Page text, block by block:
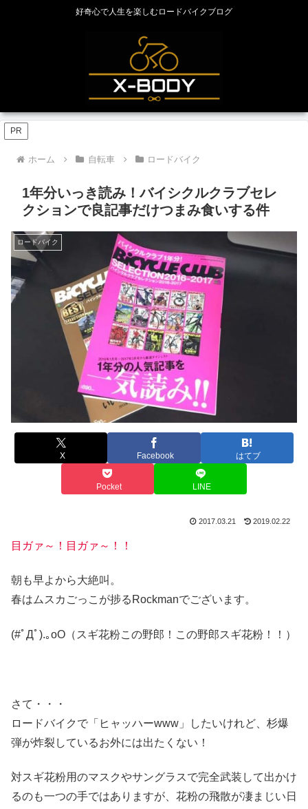
好奇心で人生を楽しむロードバイクブログ
PR
ホーム 自転車 ロードバイク
1年分いっき読み！バイシクルクラブセレ
クションで良記事だけつまみ食いする件
ロードバイク
X Facebook はてブ
Pocket LINE
2017.03.21 2019.02.22
目ガァ～！目ガァ～！！
朝も早よから大絶叫。
春はムスカごっこが捗るRockmanでございます。
(#ﾟДﾟ).｡oO（スギ花粉この野郎！この野郎スギ花粉！！）
さて・・・
ロードバイクで「ヒャッハーwww」したいけれど、杉爆
弾が炸裂しているお外には出たくない！
対スギ花粉用のマスクやサングラスで完全武装して出かけ
るのも一つの手ではありますが、花粉の飛散が凄まじい日